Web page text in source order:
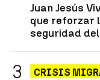
Juan Jesús
que reforzar
seguridad
CRISIS